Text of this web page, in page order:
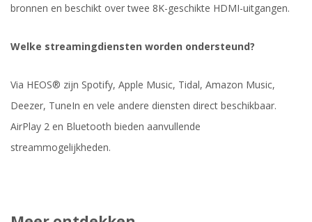
bronnen en beschikt over twee 8K-geschikte HDMI-uitgangen.
Welke streamingdiensten worden ondersteund?
Via HEOS® zijn Spotify, Apple Music, Tidal, Amazon Music,
Deezer, TuneIn en vele andere diensten direct beschikbaar.
AirPlay 2 en Bluetooth bieden aanvullende
streammogelijkheden.